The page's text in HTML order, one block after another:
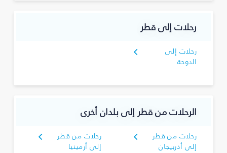
رحلات إلى قطر
رحلات إلى
الدوحة
الرحلات من قطر إلى بلدان أخرى
رحلات من قطر
إلى أذربيجان
رحلات من قطر
إلى أرمينيا